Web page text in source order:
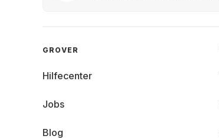
GROVER
Hilfecenter
Jobs
Blog